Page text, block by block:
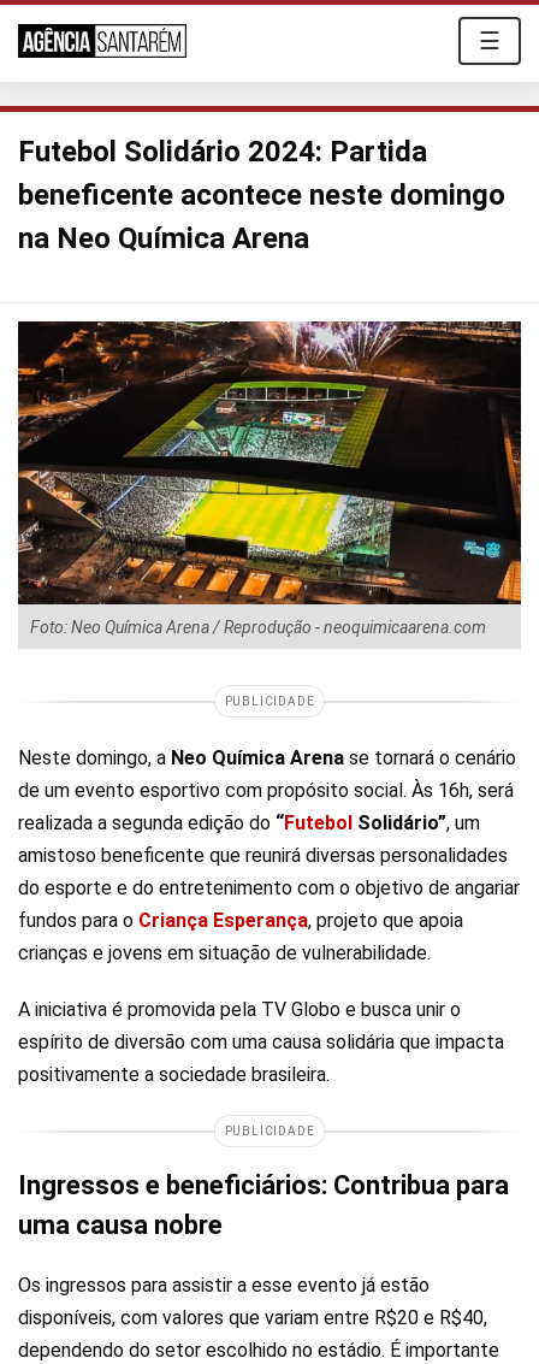
☰
Futebol Solidário 2024: Partida
beneficente acontece neste domingo
na Neo Química Arena
Foto: Neo Química Arena / Reprodução - neoquimicaarena.com
PUBLICIDADE
Neste domingo, a Neo Química Arena se tornará o cenário
de um evento esportivo com propósito social. Às 16h, será
realizada a segunda edição do “Futebol Solidário”, um
amistoso beneficente que reunirá diversas personalidades
do esporte e do entretenimento com o objetivo de angariar
fundos para o Criança Esperança, projeto que apoia
crianças e jovens em situação de vulnerabilidade.
A iniciativa é promovida pela TV Globo e busca unir o
espírito de diversão com uma causa solidária que impacta
positivamente a sociedade brasileira.
PUBLICIDADE
Ingressos e beneficiários: Contribua para
uma causa nobre
Os ingressos para assistir a esse evento já estão
disponíveis, com valores que variam entre R$20 e R$40,
dependendo do setor escolhido no estádio. É importante